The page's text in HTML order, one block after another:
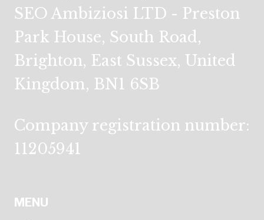
SEO Ambiziosi LTD - Preston
Park House, South Road,
Brighton, East Sussex, United
Kingdom, BN1 6SB
Company registration number:
11205941
MENU